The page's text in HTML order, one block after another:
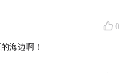
0
海边啊！